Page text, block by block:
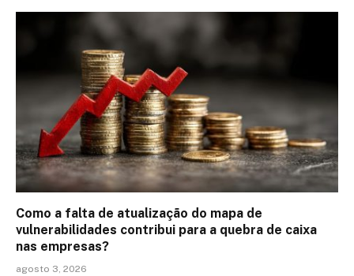
Como a falta de atualização do mapa de
vulnerabilidades contribui para a quebra de caixa
nas empresas?
agosto 3, 2026